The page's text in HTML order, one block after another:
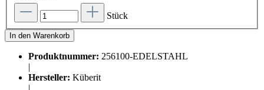
Stück
In den Warenkorb
Produktnummer: 256100-EDELSTAHL
|
Hersteller: Küberit
|